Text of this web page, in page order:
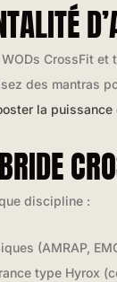
CrossFit et
des mantras
la puissance
discipline :
(AMRAP,
type Hyrox